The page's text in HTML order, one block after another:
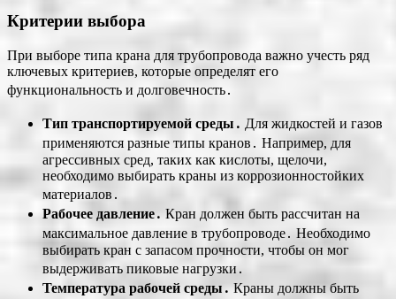
Критерии выбора
При выборе типа крана для трубопровода важно учесть ряд
ключевых критериев, которые определят его
функциональность и долговечность․
Тип транспортируемой среды․ Для жидкостей и газов
применяются разные типы кранов․ Например, для
агрессивных сред, таких как кислоты, щелочи,
необходимо выбирать краны из коррозионностойких
материалов․
Рабочее давление․ Кран должен быть рассчитан на
максимальное давление в трубопроводе․ Необходимо
выбирать кран с запасом прочности, чтобы он мог
выдерживать пиковые нагрузки․
Температура рабочей среды․ Краны должны быть